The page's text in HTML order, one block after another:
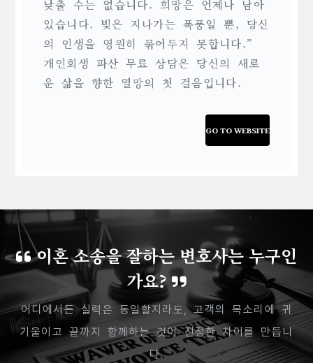
낮출 수는 없습니다. 희망은 언제나 남아
있습니다. 빚은 지나가는 폭풍일 뿐, 당신
의 인생을 영원히 묶어두지 못합니다.”
개인회생 파산 무료 상담은 당신의 새로
운 삶을 향한 열망의 첫 걸음입니다.
GO TO WEBSITE
이혼 소송을 잘하는 변호사는 누구인
가요?
어디에서든 실력은 동일할지라도, 고객의 목소리에 귀
기울이고 끝까지 함께하는 것이 진정한 차이를 만듭니
다.